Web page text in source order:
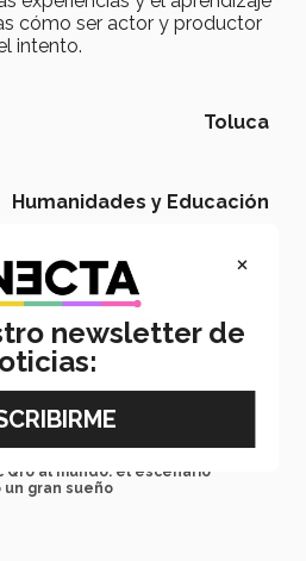
cómo ser actor y productor
intento.
Toluca
Humanidades y Educación
Teatro,
Arte y Cultura
Qro al mundo: el escenario
gran sueño
×
newsletter de